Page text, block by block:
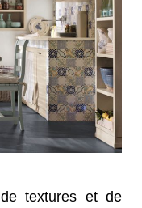
textures et de